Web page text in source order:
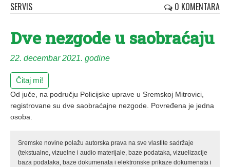
SERVIS 0 KOMENTARA
Dve nezgode u saobraćaju
22. decembar 2021. godine
Čitaj mi!
Od juče, na području Policijske uprave u Sremskoj Mitrovici,
registrovane su dve saobraćajne nezgode. Povređena je jedna
osoba.
Sremske novine polažu autorska prava na sve vlastite sadržaje
(tekstualne, vizuelne i audio materijale, baze podataka, vizuelizacije
baza podataka, baze dokumenata i elektronske prikaze dokumenata i